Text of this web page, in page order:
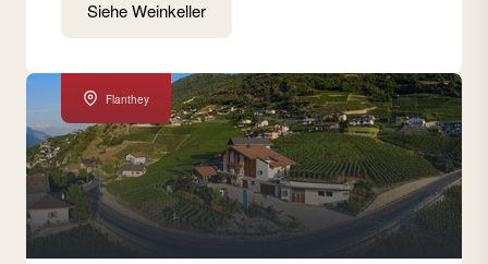
Siehe Weinkeller
Flanthey